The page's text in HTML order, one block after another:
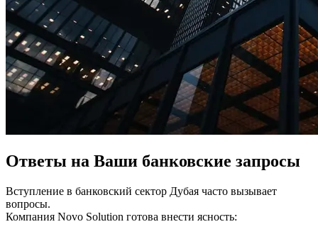
Ответы на Ваши банковские запросы
Вступление в банковский сектор Дубая часто вызывает
вопросы.
Компания Novo Solution готова внести ясность: